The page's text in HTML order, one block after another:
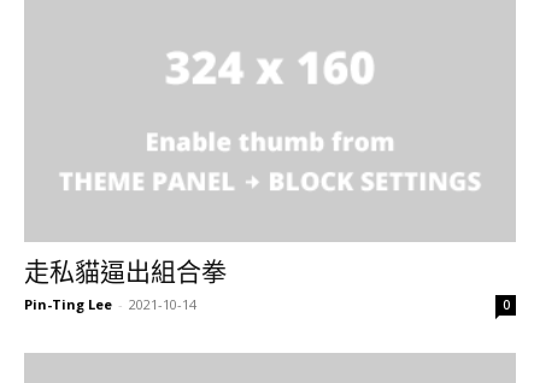
走私貓逼出組合拳
Pin-Ting Lee - 2021-10-14 0